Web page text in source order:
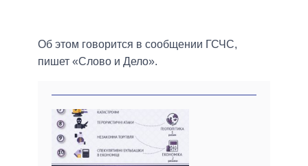
Об этом говорится в сообщении ГСЧС,
пишет «Слово и Дело».